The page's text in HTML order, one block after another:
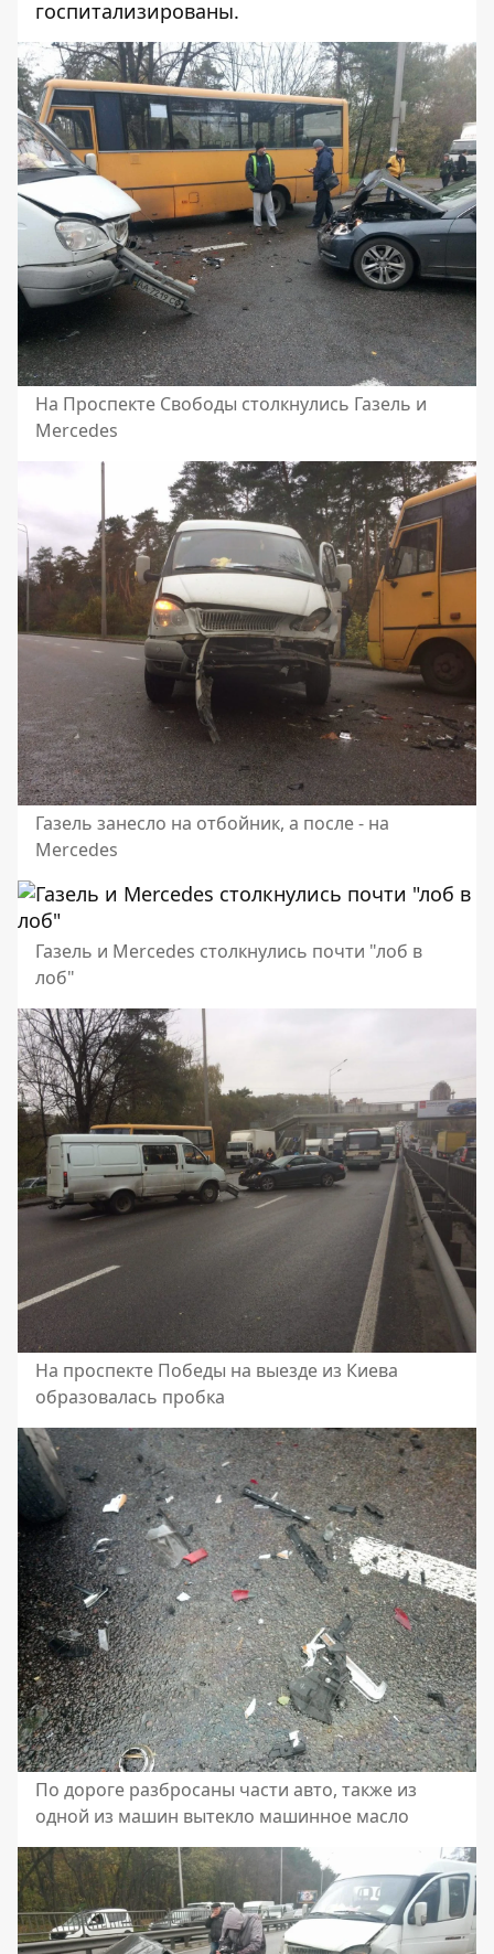
госпитализированы.
На Проспекте Свободы столкнулись Газель и
Mercedes
Газель занесло на отбойник, а после - на
Mercedes
Газель и Mercedes столкнулись почти "лоб в
лоб"
На проспекте Победы на выезде из Киева
образовалась пробка
По дороге разбросаны части авто, также из
одной из машин вытекло машинное масло